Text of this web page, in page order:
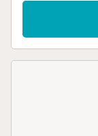
Es befindet sich
entfernt. Um zu
Link sehen